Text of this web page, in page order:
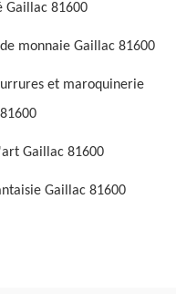
Gaillac 81600
monnaie Gaillac 81600
et maroquinerie
Gaillac 81600
Gaillac 81600